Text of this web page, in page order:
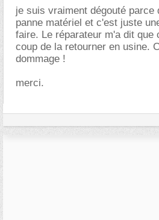
je suis vraiment dégouté parce
panne matériel et c'est juste
faire. Le réparateur m'a dit que
coup de la retourner en usine.
dommage !
merci.